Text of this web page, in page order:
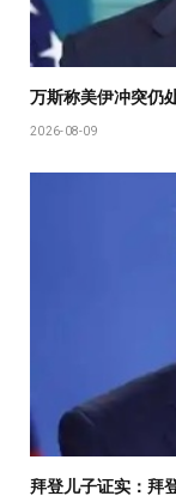
万斯称美伊冲突仍
2026-08-09
拜登儿子证实：拜